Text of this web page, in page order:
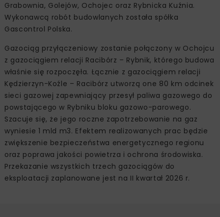
Grabownia, Golejów, Ochojec oraz Rybnicka Kuźnia.
Wykonawcą robót budowlanych została spółka
Gascontrol Polska.
Gazociąg przyłączeniowy zostanie połączony w Ochojcu
z gazociągiem relacji Racibórz – Rybnik, którego budowa
właśnie się rozpoczęła. Łącznie z gazociągiem relacji
Kędzierzyn-Koźle – Racibórz utworzą one 80 km odcinek
sieci gazowej zapewniający przesył paliwa gazowego do
powstającego w Rybniku bloku gazowo-parowego.
Szacuje się, że jego roczne zapotrzebowanie na gaz
wyniesie 1 mld m3. Efektem realizowanych prac będzie
zwiększenie bezpieczeństwa energetycznego regionu
oraz poprawa jakości powietrza i ochrona środowiska.
Przekazanie wszystkich trzech gazociągów do
eksploatacji zaplanowane jest na II kwartał 2026 r.